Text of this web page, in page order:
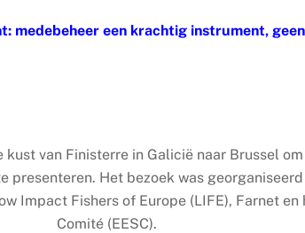
medebeheer een krachtig instrument,
van Finisterre in Galicië naar Brussel
presenteren. Het bezoek was
Impact Fishers of Europe (LIFE), Farnet
Comité (EESC).